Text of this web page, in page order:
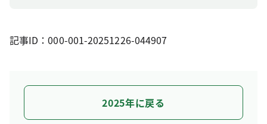
記事ID：000-001-20251226-044907
2025年に戻る